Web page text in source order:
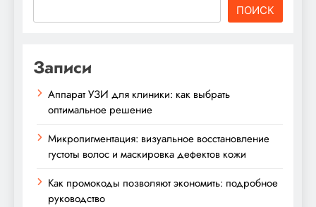
ПОИСК
Записи
Аппарат УЗИ для клиники: как выбрать
оптимальное решение
Микропигментация: визуальное восстановление
густоты волос и маскировка дефектов кожи
Как промокоды позволяют экономить: подробное
руководство